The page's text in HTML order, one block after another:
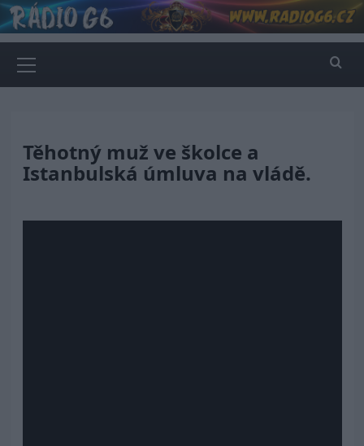
Skip
to
content
Menu
Těhotný muž ve školce a
Istanbulská úmluva na vládě.